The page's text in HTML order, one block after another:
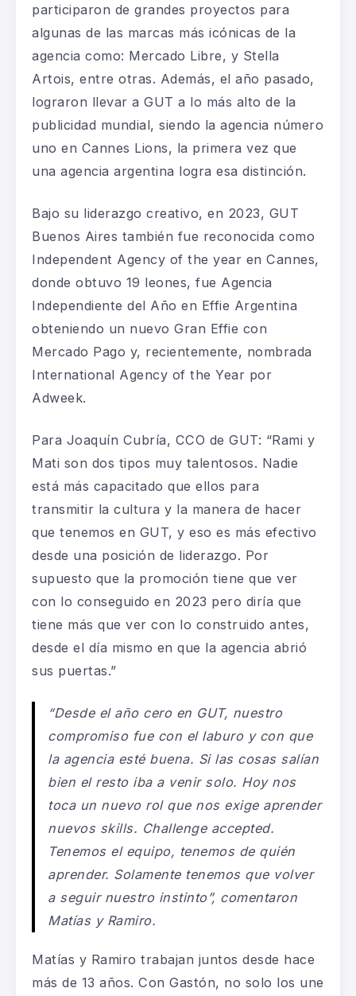
participaron de grandes proyectos para
algunas de las marcas más icónicas de la
agencia como: Mercado Libre, y Stella
Artois, entre otras. Además, el año pasado,
lograron llevar a GUT a lo más alto de la
publicidad mundial, siendo la agencia número
uno en Cannes Lions, la primera vez que
una agencia argentina logra esa distinción.
Bajo su liderazgo creativo, en 2023, GUT
Buenos Aires también fue reconocida como
Independent Agency of the year en Cannes,
donde obtuvo 19 leones, fue Agencia
Independiente del Año en Effie Argentina
obteniendo un nuevo Gran Effie con
Mercado Pago y, recientemente, nombrada
International Agency of the Year por
Adweek.
Para Joaquín Cubría, CCO de GUT: “Rami y
Mati son dos tipos muy talentosos. Nadie
está más capacitado que ellos para
transmitir la cultura y la manera de hacer
que tenemos en GUT, y eso es más efectivo
desde una posición de liderazgo. Por
supuesto que la promoción tiene que ver
con lo conseguido en 2023 pero diría que
tiene más que ver con lo construido antes,
desde el día mismo en que la agencia abrió
sus puertas.”
“Desde el año cero en GUT, nuestro
compromiso fue con el laburo y con que
la agencia esté buena. Si las cosas salían
bien el resto iba a venir solo. Hoy nos
toca un nuevo rol que nos exige aprender
nuevos skills. Challenge accepted.
Tenemos el equipo, tenemos de quién
aprender. Solamente tenemos que volver
a seguir nuestro instinto”, comentaron
Matías y Ramiro.
Matías y Ramiro trabajan juntos desde hace
más de 13 años. Con Gastón, no solo los une